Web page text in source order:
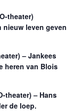
theater)
nieuw leven geven
– Jankees
heren van Blois
theater) – Hans
de loep.